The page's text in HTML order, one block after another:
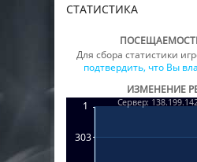
СТАТИСТИКА
Для сбора статистики
подтвердить, что Вы
ИЗМЕНЕНИЕ